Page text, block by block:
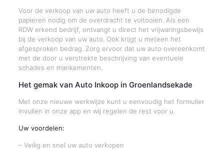
Voor de verkoop van uw auto heeft u de benodigde
papieren nodig om de overdracht te voltooien. Als een
RDW erkend bedrijf, ontvangt u direct het vrijwaringsbewijs
bij de verkoop van uw auto. Ook krijgt u meteen het
afgesproken bedrag. Zorg ervoor dat uw auto overeenkomt
met de door u verstrekte beschrijving van eventuele
schades en mankementen.
Het gemak van Auto Inkoop in Groenlandsekade
Met onze nieuwe werkwijze kunt u eenvoudig het formulier
invullen in onze app en wij regelen de rest voor u.
Uw voordelen:
– Veilig en snel uw auto verkopen